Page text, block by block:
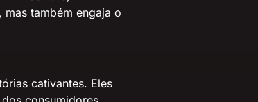
também engaja o
cativantes. Eles